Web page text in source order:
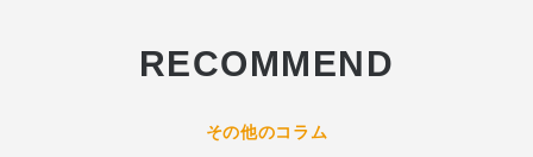
RECOMMEND
その他のコラム